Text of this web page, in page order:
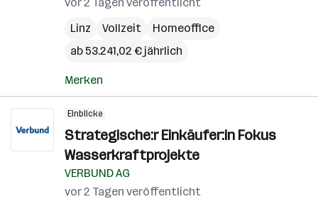
Linz
Vollzeit
Homeoffice
ab 53.241,02 € jährlich
Merken
Einblicke
Strategische:r Einkäufer:in Fokus
Wasserkraftprojekte
VERBUND AG
vor 2 Tagen veröffentlicht